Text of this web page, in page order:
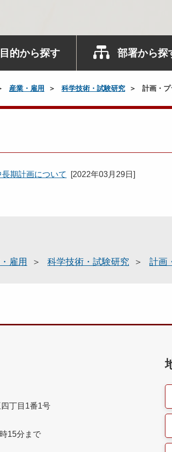
目的から探す 部署から探
産業・雇用 科学技術・試験研究 計画・プ
期計画について [2022年03月29日 ]
雇用 科学技術・試験研究 計画
丁目1番1号
15分まで